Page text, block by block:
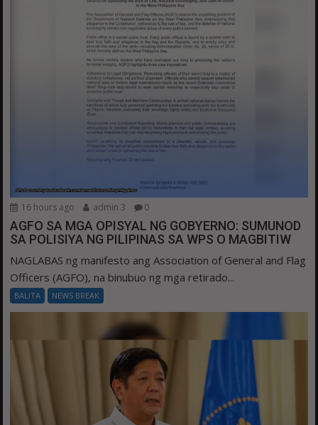
16 hours ago admin 3 0
AGFO SA MGA OPISYAL NG GOBYERNO: SUMUNOD
SA POLISIYA NG PILIPINAS SA WPS O MAGBITIW
NAGLABAS ng manifesto ang Association of General and Flag
Officers (AGFO), na binubuo ng mga retirado...
BALITA NEWS BREAK